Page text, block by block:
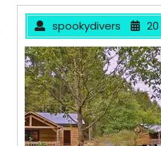
spookydivers